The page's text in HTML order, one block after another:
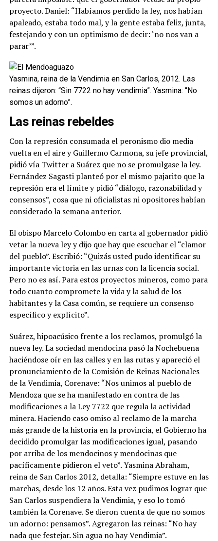
proyecto. Daniel: “Habíamos perdido la ley, nos habían
apaleado, estaba todo mal, y la gente estaba feliz, junta,
festejando y con un optimismo de decir: ‘no nos van a
parar’”.
Yasmina, reina de la Vendimia en San Carlos, 2012. Las
reinas dijeron: “Sin 7722 no hay vendimia”. Yasmina: “No
somos un adorno”.
Las reinas rebeldes
Con la represión consumada el peronismo dio media
vuelta en el aire y Guillermo Carmona, su jefe provincial,
pidió vía Twitter a Suárez que no se promulgase la ley.
Fernández Sagasti planteó por el mismo pajarito que la
represión era el límite y pidió “diálogo, razonabilidad y
consensos”, cosa que ni oficialistas ni opositores habían
considerado la semana anterior.
El obispo Marcelo Colombo en carta al gobernador pidió
vetar la nueva ley y dijo que hay que escuchar el “clamor
del pueblo”. Escribió: “Quizás usted pudo identificar su
importante victoria en las urnas con la licencia social.
Pero no es así. Para estos proyectos mineros, como para
todo cuanto compromete la vida y la salud de los
habitantes y la Casa común, se requiere un consenso
específico y explícito”.
Suárez, hipoacúsico frente a los reclamos, promulgó la
nueva ley. La sociedad mendocina pasó la Nochebuena
haciéndose oír en las calles y en las rutas y apareció el
pronunciamiento de la Comisión de Reinas Nacionales
de la Vendimia, Corenave: “Nos unimos al pueblo de
Mendoza que se ha manifestado en contra de las
modificaciones a la Ley 7722 que regula la actividad
minera. Haciendo caso omiso al reclamo de la marcha
más grande de la historia en la provincia, el Gobierno ha
decidido promulgar las modificaciones igual, pasando
por arriba de los mendocinos y mendocinas que
pacíficamente pidieron el veto”. Yasmina Abraham,
reina de San Carlos 2012, detalla: “Siempre estuve en las
marchas, desde los 12 años. Esta vez pudimos lograr que
San Carlos suspendiera la Vendimia, y eso lo tomó
también la Corenave. Se dieron cuenta de que no somos
un adorno: pensamos”. Agregaron las reinas: “No hay
nada que festejar. Sin agua no hay Vendimia”.